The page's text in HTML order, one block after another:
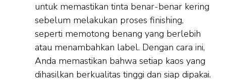
untuk memastikan tinta benar-benar kering
sebelum melakukan proses finishing,
seperti memotong benang yang berlebih
atau menambahkan label. Dengan cara ini,
Anda memastikan bahwa setiap kaos yang
dihasilkan berkualitas tinggi dan siap dipakai.